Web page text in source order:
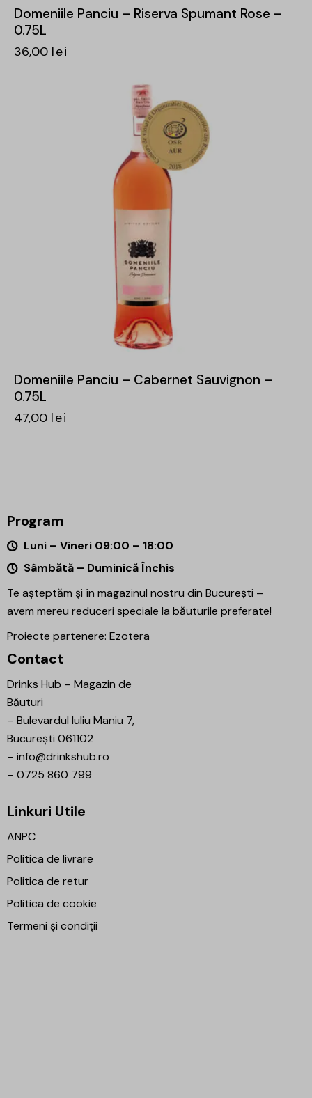
Domeniile Panciu – Riserva Spumant Rose –
0.75L
36,00 lei
Domeniile Panciu – Cabernet Sauvignon –
0.75L
47,00 lei
Program
Luni – Vineri 09:00 – 18:00
Sâmbătă – Duminică Închis
Te așteptăm și în magazinul nostru din București –
avem mereu reduceri speciale la băuturile preferate!
Proiecte partenere: Ezotera
Contact
Drinks Hub – Magazin de
Băuturi
– Bulevardul Iuliu Maniu 7,
București 061102
– info@drinkshub.ro
– 0725 860 799
Linkuri Utile
ANPC
Politica de livrare
Politica de retur
Politica de cookie
Termeni și condiții